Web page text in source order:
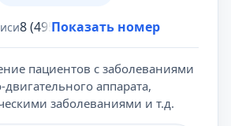
8 (495) 431-69-47
Показать номер
пациентов с заболеваниями
аппарата,
заболеваниями и т.д.